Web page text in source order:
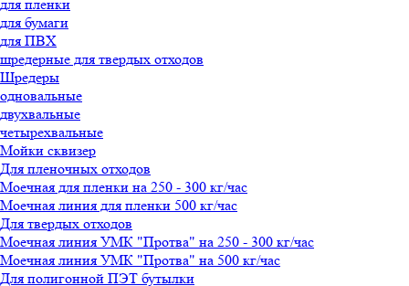
для пленки
для бумаги
для ПВХ
шредерные для твердых отходов
Шредеры
одновальные
двухвальные
четырехвальные
Мойки сквизер
Для пленочных отходов
Моечная для пленки на 250 - 300 кг/час
Моечная линия для пленки 500 кг/час
Для твердых отходов
Моечная линия УМК "Протва" на 250 - 300 кг/час
Моечная линия УМК "Протва" на 500 кг/час
Для полигонной ПЭТ бутылки